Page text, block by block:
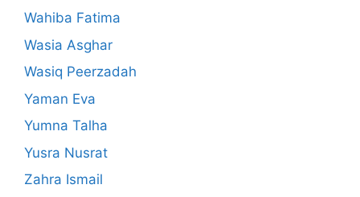
Wahiba Fatima
Wasia Asghar
Wasiq Peerzadah
Yaman Eva
Yumna Talha
Yusra Nusrat
Zahra Ismail